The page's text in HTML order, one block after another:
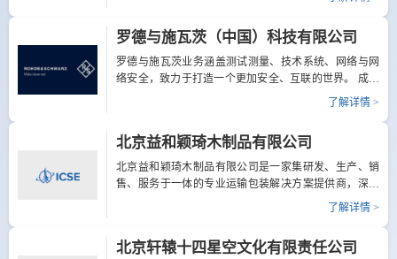
品应用领域，四川弘亨电机有限公司的产品凭借卓越的
械臂、无人机航天器等多个重要领域，满足不同行业客...
具备航空系统成套产品的设计与集成能力，可为用户提
供高压气源系统整体解决方案。公司建有先进研发生产
基地，拥有近千台套研发检测设备，产品广泛应用于航
源等军民领域。展位号: B131电 话: 024-56598671网 址:
号路B1b区
罗德与施瓦茨（中国）科技有限公司
罗德与施瓦茨业务涵盖测试测量、技术系统、网络与网
络安全，致力于打造一个更加安全、互联的世界。 成立
90 年来，罗德与施瓦茨作为全球科技集团，通过发展尖
与施瓦茨总部位于德国慕尼黑，作为一家私有企业，公
司在全球范围内独立、长期、可持续地开展业务。展位
号: B146电 话: 13501239725网 址: www.rohde-
了解详情 >
北京益和颖琦木制品有限公司
北京益和颖琦木制品有限公司是一家集研发、生产、销
售、服务于一体的专业运输包装解决方案提供商，深耕
行业十余年，专注航空箱、木箱、钢边箱及配套缓冲泡
生产线，配备数控切割、精密压边等先进设备，建立全
了解详情 >
北京轩辕十四星空文化有限责任公司